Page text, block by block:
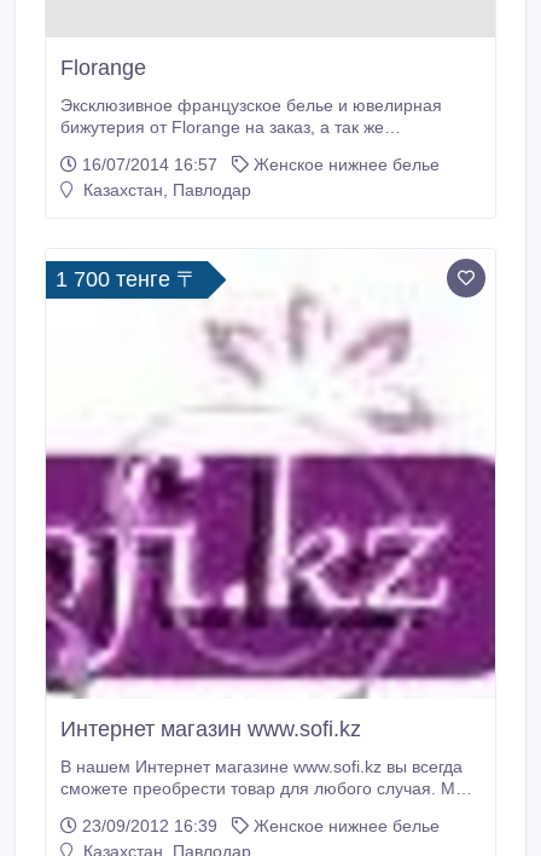
Florange
Эксклюзивное французское белье и ювелирная
бижутерия от Florange на заказ, а так же
со скидкой от 20% до 40%..
16/07/2014 16:57
Женское нижнее белье
Казахстан, Павлодар
1 700 тенге 〒
Интернет магазин www.sofi.kz
В нашем Интернет магазине www.sofi.kz вы всегда
сможете преобрести товар для любого случая. Мы
находимся в поиске новых моделей, коллекций,
23/09/2012 16:39
Женское нижнее белье
Казахстан, Павлодар